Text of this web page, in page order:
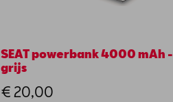
SEAT powerbank 4000 mAh -
grijs
€ 20,00